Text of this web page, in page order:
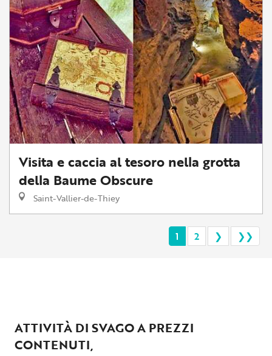
Visita e caccia al tesoro nella grotta
della Baume Obscure
Saint-Vallier-de-Thiey
1 2 ❯ ❯❯
ATTIVITÀ DI SVAGO A PREZZI
CONTENUTI,